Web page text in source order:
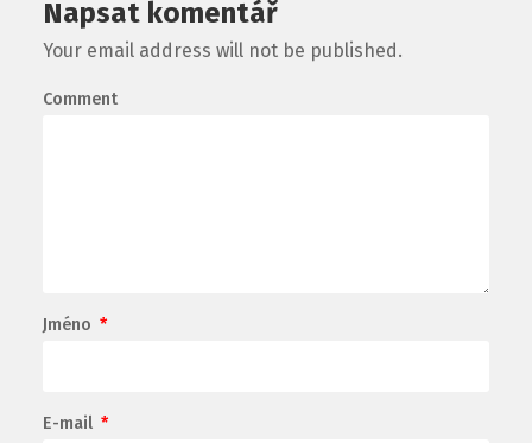
Napsat komentář
Your email address will not be published.
Comment
Jméno *
E-mail *